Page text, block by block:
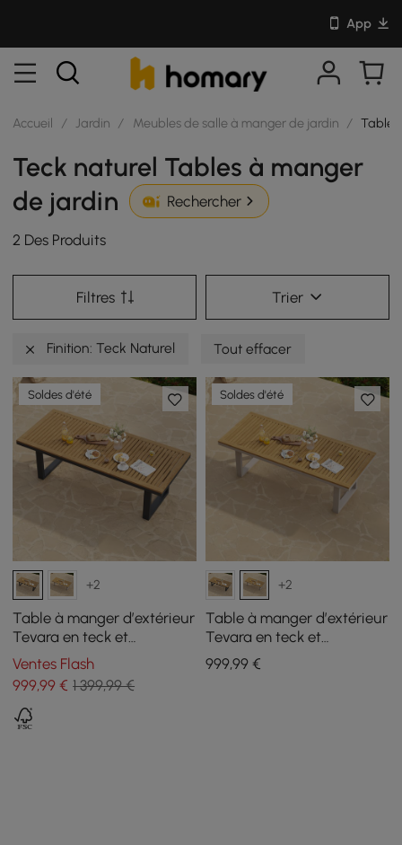
App
Accueil / Jardin / Meubles de salle à manger de jardin /
Teck naturel Tables à manger
de jardin
Rechercher
2 Des Produits
Filtres Trier
Finition: Teck Naturel Tout effacer
Soldes d'été
+2
Table à manger d’extérieur
Tevara en teck et
aluminium gris, 6 à 8
personnes
Ventes Flash
999,99 € 1 399,99 €
Soldes d'été
+2
Table à manger d’extérieur
Tevara en teck et
aluminium sable, 6 à 8
personnes
999,99€